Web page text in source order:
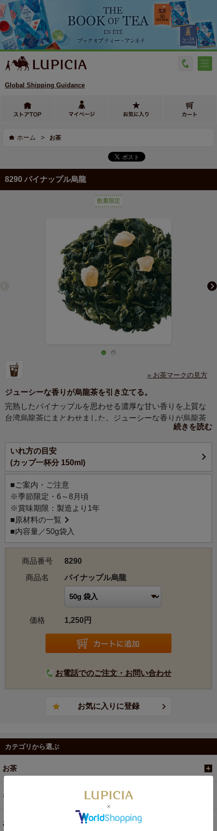
Global Shipping Guidance
ホーム > お茶
8290 パイナップル烏龍
数量限定
» お茶マークの見方
ジューシーな香りが烏龍茶を引き立てる。
完熟したパイナップルを思わせる濃厚な甘い香りを上質な
台湾烏龍茶にまとわせました。ジューシーな香りが烏龍茶
続きを読む
いれ方の目安
(カップ一杯分 150ml)
■ご案内・ご注意
※季節限定・6～8月頃
※賞味期限：製造より1年
■原材料の一覧
■内容量／50g袋入
商品番号
8290
商品名
パイナップル烏龍
価格 1,250円
お電話でのご注文・お問い合わせ
カテゴリから選ぶ
お茶
ギフト
お菓子・食品・飲料